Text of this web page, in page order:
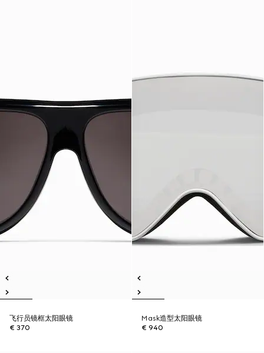
飞行员镜框太阳眼镜
€ 370
Mask造型太阳眼镜
€ 940